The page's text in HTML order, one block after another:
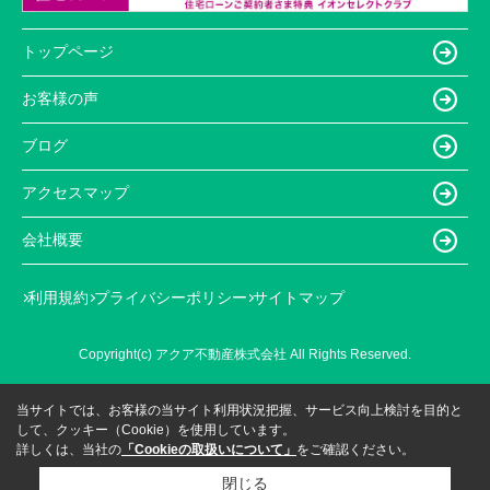
トップページ
お客様の声
ブログ
アクセスマップ
会社概要
利用規約 プライバシーポリシー サイトマップ
Copyright(c) アクア不動産株式会社 All Rights Reserved.
当サイトでは、お客様の当サイト利用状況把握、サービス向上検討を目的と
して、クッキー（Cookie）を使用しています。
詳しくは、当社の 「Cookieの取扱いについて」 をご確認ください。
閉じる